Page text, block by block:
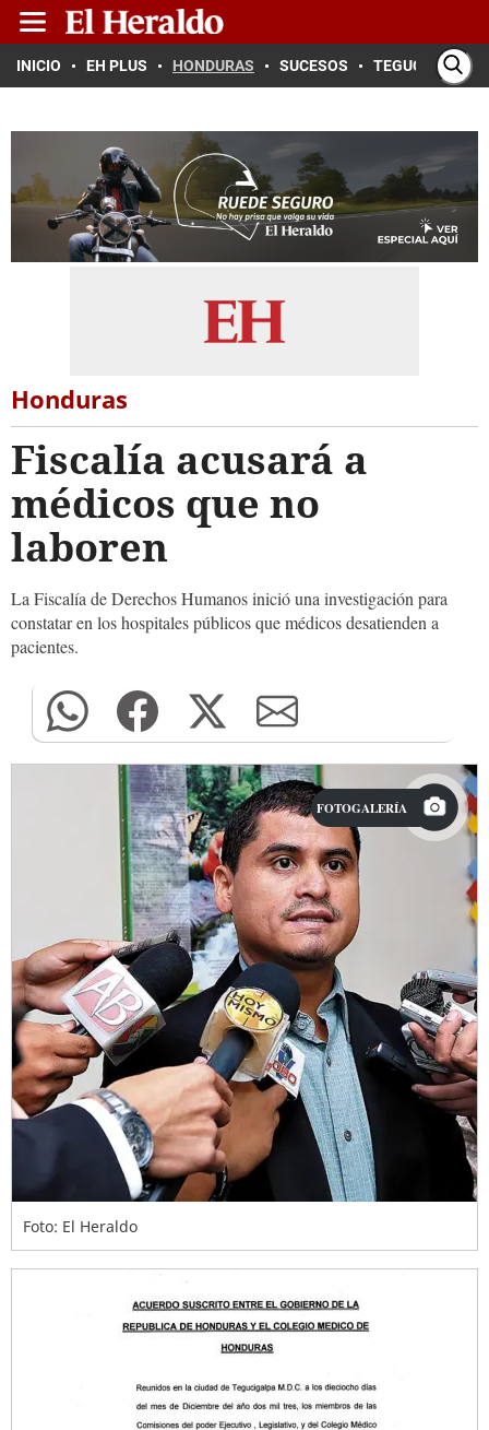
INICIO EH PLUS HONDURAS SUCESOS TEGUCIGALPA
Honduras
Fiscalía acusará a
médicos que no
laboren
La Fiscalía de Derechos Humanos inició una investigación para
constatar en los hospitales públicos que médicos desatienden a
pacientes.
FOTOGALERÍA
Foto: El Heraldo